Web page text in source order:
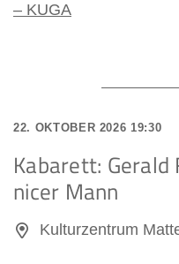
– KUGA
22. OKTOBER 2026 19:30
Kabarett:
nicer Mann
Kulturzentrum